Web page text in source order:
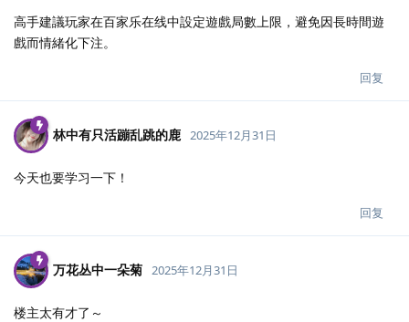
高手建議玩家在百家乐在线中設定遊戲局數上限，避免因長時間遊
戲而情緒化下注。
回复
林中有只活蹦乱跳的鹿 2025年12月31日
今天也要学习一下！
回复
万花丛中一朵菊 2025年12月31日
楼主太有才了～